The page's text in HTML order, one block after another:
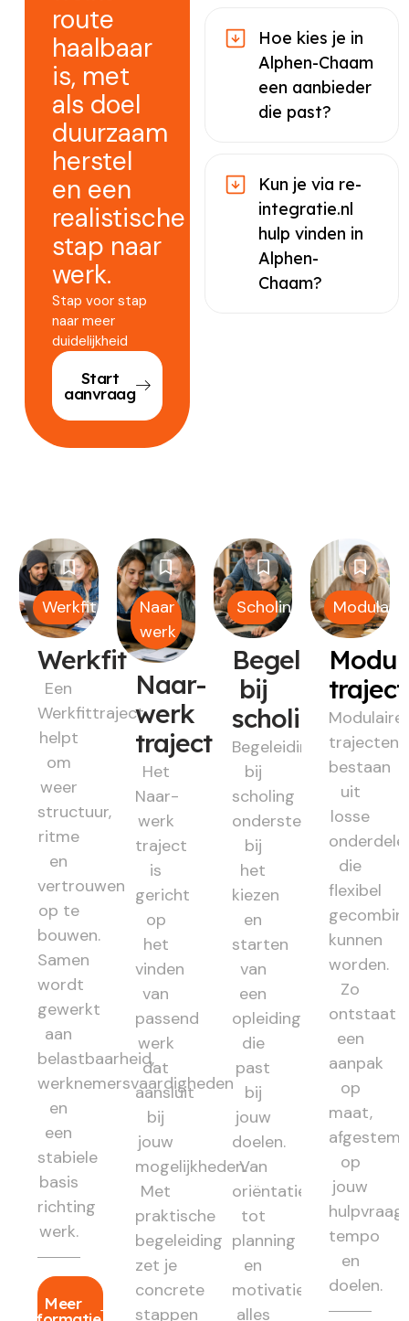
route
haalbaar
is, met
als doel
duurzaam
herstel
en een
realistische
stap naar
werk.
Stap voor stap
naar meer
duidelijkheid
Start
aanvraag
Hoe kies je in
Alphen-Chaam
een aanbieder
die past?
Kun je via re-
integratie.nl
hulp vinden in
Alphen-
Chaam?
Werkfit
Werkfit
Een
Werkfittraject
helpt
om
weer
structuur,
ritme
en
vertrouwen
op te
bouwen.
Samen
wordt
gewerkt
aan
belastbaarheid,
werknemersvaardigheden
en
een
stabiele
basis
richting
werk.
Meer
Naar
werk
Naar-
werk
traject
Het
Naar-
werk
traject
is
gericht
op
het
vinden
van
passend
werk
dat
aansluit
bij
jouw
mogelijkheden.
Met
praktische
begeleiding
zet je
concrete
stappen
Scholing
Begeleiding
bij
scholing
Begeleiding
bij
scholing
ondersteunt
bij
het
kiezen
en
starten
van
een
opleiding
die
past
bij
jouw
doelen.
Van
oriëntatie
tot
planning
en
motivatie:
alles
Modulair
Modulaire
trajecten
bestaan
uit
losse
die
flexibel
kunnen
worden.
Zo
ontstaat
een
aanpak
op
maat,
op
jouw
hulpvraag,
tempo
en
doelen.